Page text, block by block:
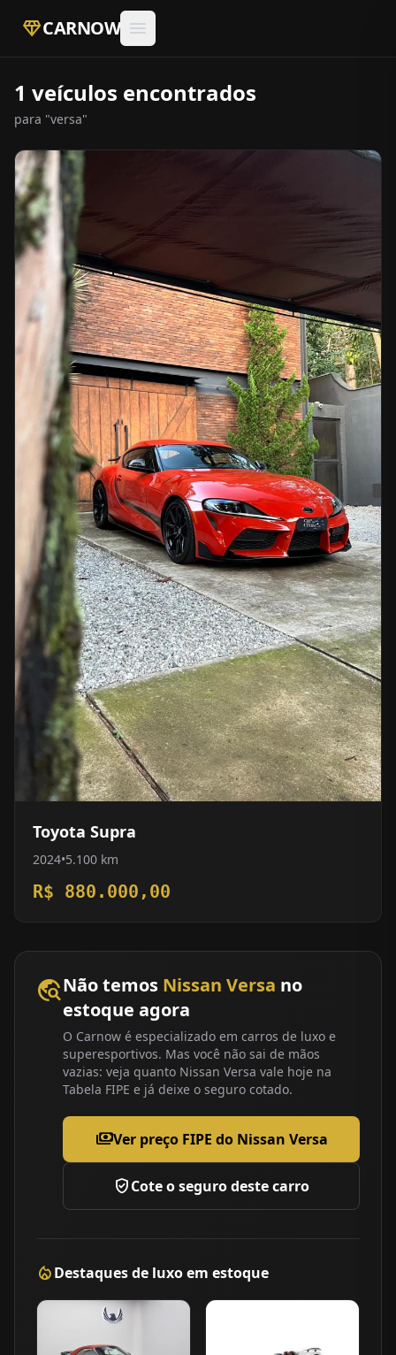
diamondCARNOW menu
1 veículos encontrados
para "versa"
Toyota Supra
2024•5.100 km
R$ 880.000,00
travel_exploreNão temos Nissan Versa no
estoque agora
O Carnow é especializado em carros de luxo e
superesportivos. Mas você não sai de mãos
vazias: veja quanto Nissan Versa vale hoje na
Tabela FIPE e já deixe o seguro cotado.
paymentsVer preço FIPE do Nissan Versa
verified_userCote o seguro deste carro
local_fire_departmentDestaques de luxo em estoque